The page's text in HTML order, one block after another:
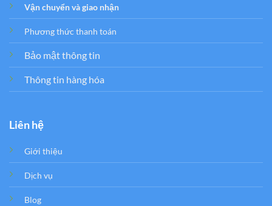
Vận chuyển và giao nhận
Phương thức thanh toán
Bảo mật thông tin
Thông tin hàng hóa
Liên hệ
Giới thiệu
Dịch vụ
Blog